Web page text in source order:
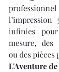
l’impression
infinies
mesure, des
ou des pièces
L'Aventure